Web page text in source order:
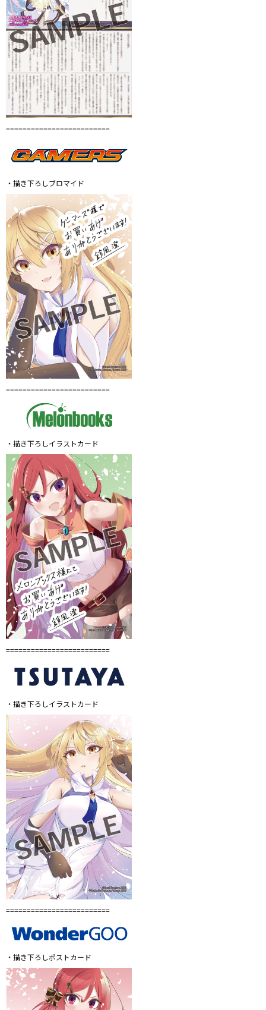
=========================
・描き下ろしブロマイド
=========================
・描き下ろしイラストカード
=========================
・描き下ろしイラストカード
=========================
・描き下ろしポストカード